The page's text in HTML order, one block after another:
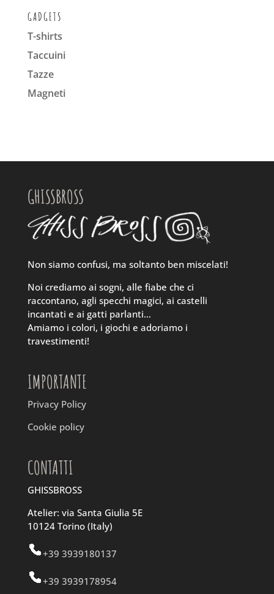
GADGETS
T-shirts
Taccuini
Tazze
Magneti
GHISSBROSS
Non siamo confusi, ma soltanto ben miscelati!
Noi crediamo ai sogni, alle fiabe che ci
raccontano, agli specchi magici, ai castelli
incantati e ai gatti parlanti…
Amiamo i colori, i giochi e adoriamo i
travestimenti!
IMPORTANTE
Privacy Policy
Cookie policy
CONTATTI
GHISSBROSS
Atelier: via Santa Giulia 5E
10124 Torino (Italy)
+39 3939180137
+39 3939178954